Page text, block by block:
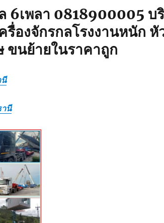
6เพลา 0818900005 บ
รื่องจักรกลโรงงานหนัก หั
ขนย้ายในราคาถูก
นี
านี